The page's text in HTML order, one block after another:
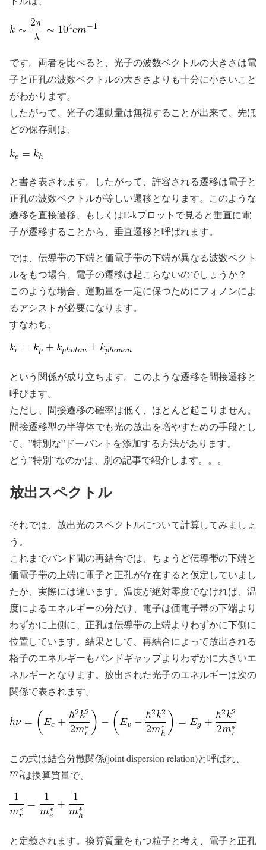
です。両者を比べると、光子の波数ベクトルの大きさは電
子と正孔の波数ベクトルの大きさよりも十分に小さいこと
がわかります。
したがって、光子の運動量は無視することが出来て、先ほ
どの保存則は、
と書き表されます。したがって、許容される遷移は電子と
正孔の波数ベクトルが等しい遷移となります。このような
遷移を直接遷移、もしくはE-kプロットで見ると垂直に電
子が遷移することから、垂直遷移と呼ばれます。
では、伝導帯の下端と価電子帯の下端が異なる波数ベクト
ルをもつ場合、電子の遷移は起こらないのでしょうか？
このような場合、運動量を一定に保つためにフォノンによ
るアシストが必要になります。
すなわち、
という関係が成り立ちます。このような遷移を間接遷移と
呼びます。
ただし、間接遷移の確率は低く、ほとんど起こりません。
間接遷移型の半導体でも光の放出を増やすための手段とし
て、”特別な”ドーパントを添加する方法があります。
どう”特別”なのかは、別の記事で紹介します。。。
放出スペクトル
それでは、放出光のスペクトルについて計算してみましょ
う。
これまでバンド間の再結合では、ちょうど伝導帯の下端と
価電子帯の上端に電子と正孔が存在すると仮定していまし
たが、実際には違います。温度が絶対零度でなければ、温
度によるエネルギーの分だけ、電子は価電子帯の下端より
わずかに上側に、正孔は伝導帯の上端よりわずかに下側に
位置しています。結果として、再結合によって放出される
格子のエネルギーもバンドギャップよりわずかに大きいエ
ネルギーとなります。放出された光子のエネルギーは次の
関係で表されます。
この式は結合分散関係(joint dispersion relation)と呼ばれ、
は換算質量で、
と定義されます。換算質量をもつ粒子と考え、電子と正孔